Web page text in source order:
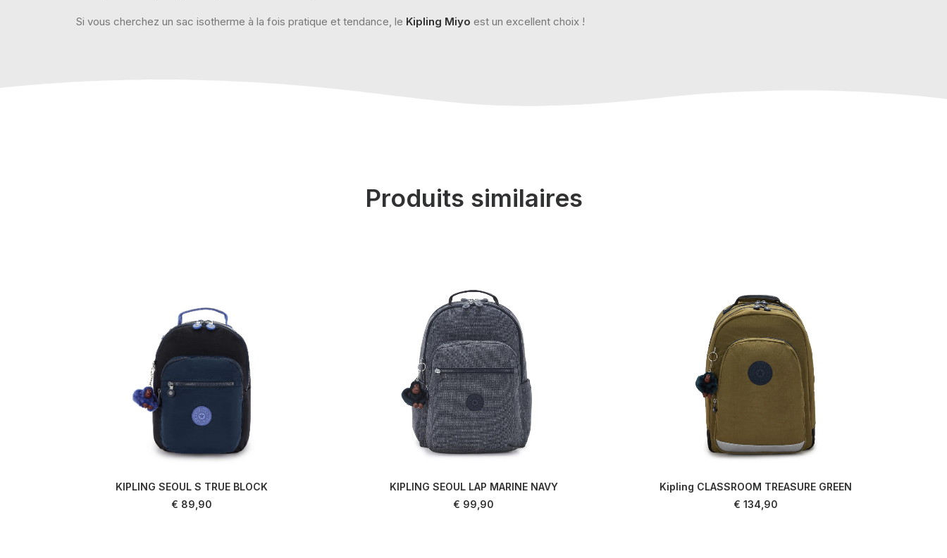
Si vous cherchez un sac isotherme à la fois pratique et tendance, le Kipling Miyo est un excellent choix !
Produits similaires
KIPLING SEOUL S TRUE BLOCK
€ 89,90
KIPLING SEOUL LAP MARINE NAVY
€ 99,90
Kipling CLASSROOM TREASURE GREEN
€ 134,90